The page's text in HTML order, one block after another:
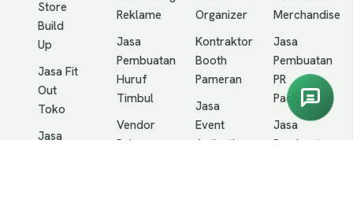
Store
Build
Up
Jasa Fit
Out
Toko
Jasa
Reklame
Jasa
Pembuatan
Huruf
Timbul
Vendor
Pylon
Organizer
Kontraktor
Booth
Pameran
Jasa
Event
Activation
Merchandise
Jasa
Pembuatan
PR
Package
Jasa
Pembuatan